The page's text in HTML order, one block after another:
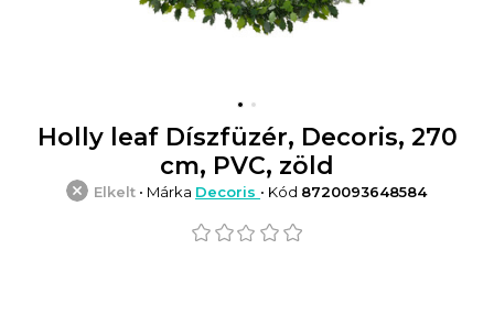
Holly leaf Díszfüzér, Decoris, 270
cm, PVC, zöld
Elkelt • Márka Decoris • Kód 8720093648584